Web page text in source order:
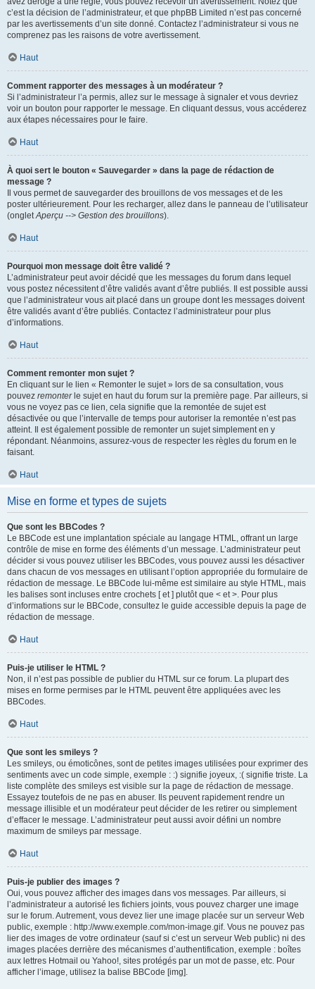
c’est la décision de l’administrateur, et que phpBB Limited n’est pas concerné
par les avertissements d’un site donné. Contactez l’administrateur si vous ne
comprenez pas les raisons de votre avertissement.
Haut
Comment rapporter des messages à un modérateur ?
Si l’administrateur l’a permis, allez sur le message à signaler et vous devriez
voir un bouton pour rapporter le message. En cliquant dessus, vous accéderez
aux étapes nécessaires pour le faire.
Haut
À quoi sert le bouton « Sauvegarder » dans la page de rédaction de
message ?
Il vous permet de sauvegarder des brouillons de vos messages et de les
poster ultérieurement. Pour les recharger, allez dans le panneau de l’utilisateur
(ongletAperçu --> Gestion des brouillons).
Haut
Pourquoi mon message doit être validé ?
L’administrateur peut avoir décidé que les messages du forum dans lequel
vous postez nécessitent d’être validés avant d’être publiés. Il est possible aussi
que l’administrateur vous ait placé dans un groupe dont les messages doivent
être validés avant d’être publiés. Contactez l’administrateur pour plus
d’informations.
Haut
Comment remonter mon sujet ?
En cliquant sur le lien « Remonter le sujet » lors de sa consultation, vous
pouvez remonterle sujet en haut du forum sur la première page. Par ailleurs, si
vous ne voyez pas ce lien, cela signifie que la remontée de sujet est
désactivée ou que l’intervalle de temps pour autoriser la remontée n’est pas
atteint. Il est également possible de remonter un sujet simplement en y
répondant. Néanmoins, assurez-vous de respecter les règles du forum en le
faisant.
Haut
Mise en forme et types de sujets
Que sont les BBCodes ?
Le BBCode est une implantation spéciale au langage HTML, offrant un large
contrôle de mise en forme des éléments d’un message. L’administrateur peut
décider si vous pouvez utiliser les BBCodes, vous pouvez aussi les désactiver
dans chacun de vos messages en utilisant l’option appropriée du formulaire de
rédaction de message. Le BBCode lui-même est similaire au style HTML, mais
les balises sont incluses entre crochets [ et ] plutôt que < et >. Pour plus
d’informations sur le BBCode, consultez le guide accessible depuis la page de
rédaction de message.
Haut
Puis-je utiliser le HTML ?
Non, il n’est pas possible de publier du HTML sur ce forum. La plupart des
mises en forme permises par le HTML peuvent être appliquées avec les
BBCodes.
Haut
Que sont les smileys ?
Les smileys, ou émoticônes, sont de petites images utilisées pour exprimer des
sentiments avec un code simple, exemple : :) signifie joyeux, :( signifie triste. La
liste complète des smileys est visible sur la page de rédaction de message.
Essayez toutefois de ne pas en abuser. Ils peuvent rapidement rendre un
message illisible et un modérateur peut décider de les retirer ou simplement
d’effacer le message. L’administrateur peut aussi avoir défini un nombre
maximum de smileys par message.
Haut
Puis-je publier des images ?
Oui, vous pouvez afficher des images dans vos messages. Par ailleurs, si
l’administrateur a autorisé les fichiers joints, vous pouvez charger une image
sur le forum. Autrement, vous devez lier une image placée sur un serveur Web
public, exemple : http://www.exemple.com/mon-image.gif. Vous ne pouvez pas
lier des images de votre ordinateur (sauf si c’est un serveur Web public) ni des
images placées derrière des mécanismes d’authentification, exemple : boîtes
aux lettres Hotmail ou Yahoo!, sites protégés par un mot de passe, etc. Pour
afficher l’image, utilisez la balise BBCode [img].